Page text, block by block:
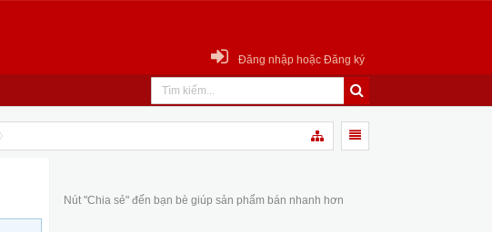
Đăng nhập hoặc Đăng ký
Nút "Chia sẻ" đến bạn bè giúp sản phẩm bán nhanh hơn